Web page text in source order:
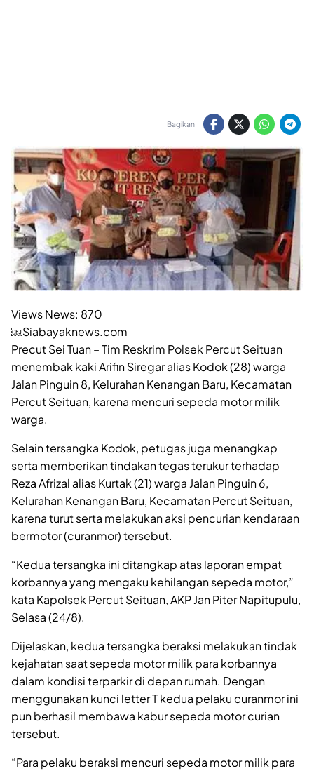
Bagikan:
Views News: 870
￼Siabayaknews.com
Precut Sei Tuan – Tim Reskrim Polsek Percut Seituan
menembak kaki Arifin Siregar alias Kodok (28) warga
Jalan Pinguin 8, Kelurahan Kenangan Baru, Kecamatan
Percut Seituan, karena mencuri sepeda motor milik
warga.
Selain tersangka Kodok, petugas juga menangkap
serta memberikan tindakan tegas terukur terhadap
Reza Afrizal alias Kurtak (21) warga Jalan Pinguin 6,
Kelurahan Kenangan Baru, Kecamatan Percut Seituan,
karena turut serta melakukan aksi pencurian kendaraan
bermotor (curanmor) tersebut.
“Kedua tersangka ini ditangkap atas laporan empat
korbannya yang mengaku kehilangan sepeda motor,”
kata Kapolsek Percut Seituan, AKP Jan Piter Napitupulu,
Selasa (24/8).
Dijelaskan, kedua tersangka beraksi melakukan tindak
kejahatan saat sepeda motor milik para korbannya
dalam kondisi terparkir di depan rumah. Dengan
menggunakan kunci letter T kedua pelaku curanmor ini
pun berhasil membawa kabur sepeda motor curian
tersebut.
“Para pelaku beraksi mencuri sepeda motor milik para